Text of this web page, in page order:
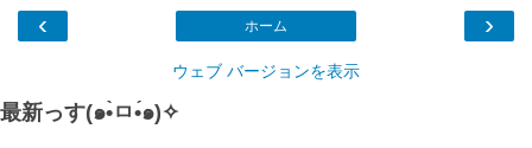
‹ ›
ホーム
ウェブ バージョンを表示
最新っす(๑•̀ㅁ•́๑)✧